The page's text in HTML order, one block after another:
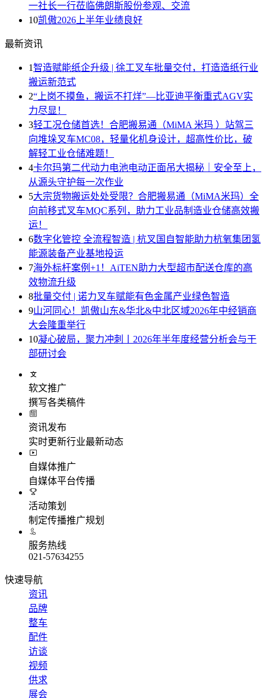
一社长一行莅临佛朗斯股份参观、交流
10凯傲2026上半年业绩良好
最新资讯
1智造赋能纸企升级 | 徐工叉车批量交付，打造造纸行业
搬运新范式
2“上岗不摸鱼，搬运不打烊”—比亚迪平衡重式AGV实
力尽显！
3轻工况仓储首选！合肥搬易通（MiMA 米玛 ）站驾三
向堆垛叉车MC08，轻量化机身设计，超高性价比，破
解轻工业仓储难题！
4卡尔玛第二代动力电池电动正面吊大揭秘｜安全至上，
从源头守护每一次作业
5大宗货物搬运处处受限？合肥搬易通（MiMA米玛）全
向前移式叉车MQC系列，助力工业品制造业仓储高效搬
运！
6数字化管控 全流程智造 | 杭叉国自智能助力杭氧集团氢
能源装备产业基地投运
7海外标杆案例+1！AiTEN助力大型超市配送仓库的高
效物流升级
8批量交付 | 诺力叉车赋能有色金属产业绿色智造
9山河同心！凯傲山东&华北&中北区域2026年中经销商
大会隆重举行
10凝心破局，聚力冲刺丨2026年半年度经营分析会与干
部研讨会
软文推广
撰写各类稿件
资讯发布
实时更新行业最新动态
自媒体推广
自媒体平台传播
活动策划
制定传播推广规划
服务热线
021-57634255
快速导航
资讯
品牌
整车
配件
访谈
视频
供求
展会